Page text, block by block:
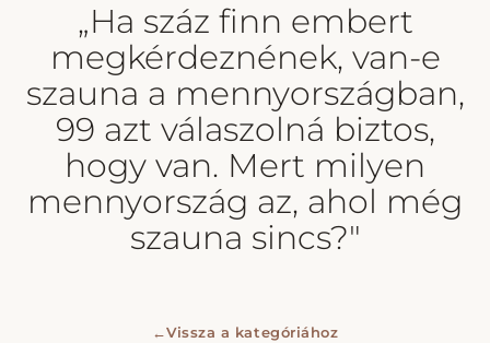
„Ha száz finn embert
megkérdeznének, van-e
szauna a mennyországban,
99 azt válaszolná biztos,
hogy van. Mert milyen
mennyország az, ahol még
szauna sincs?"
←Vissza a kategóriához